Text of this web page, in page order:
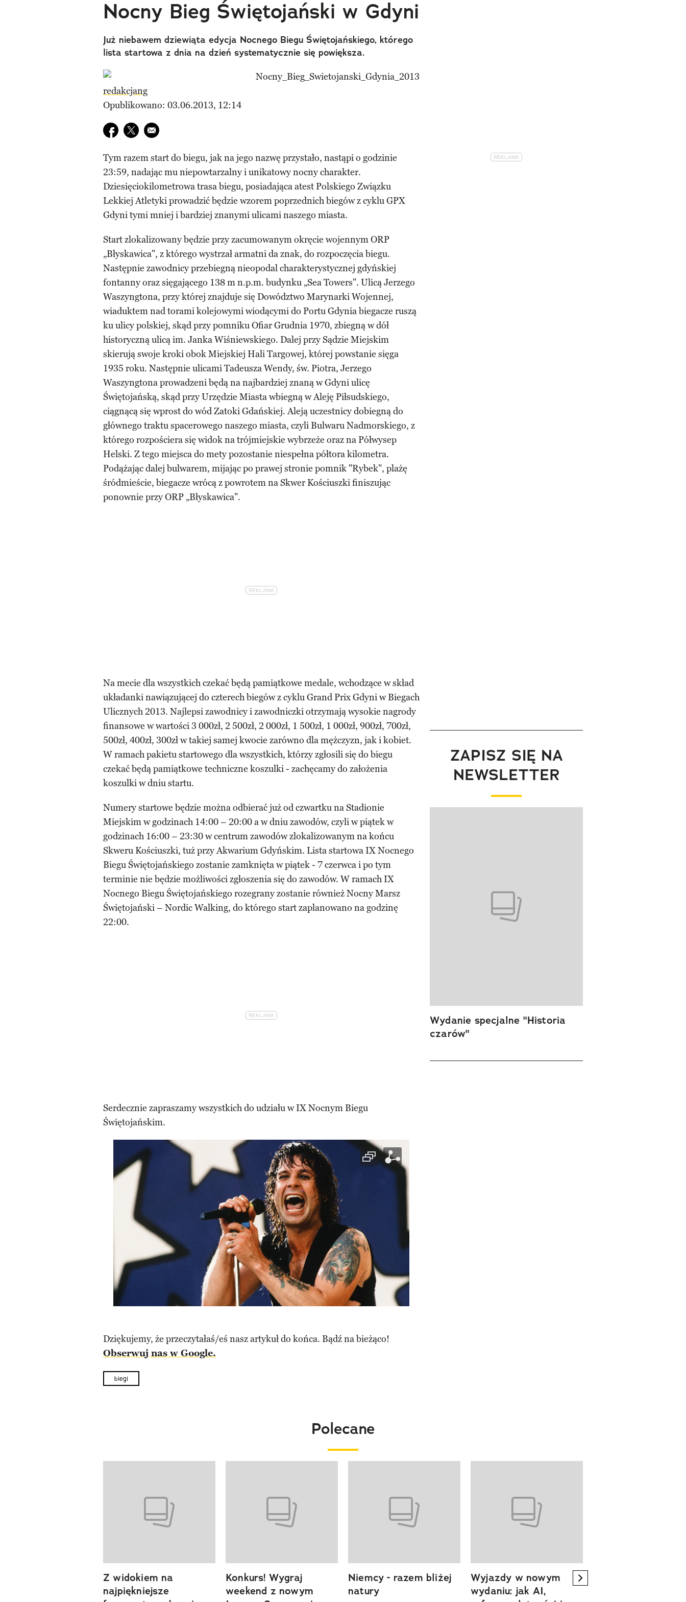
Nocny Bieg Świętojański w Gdyni
Już niebawem dziewiąta edycja Nocnego Biegu Świętojańskiego, którego
lista startowa z dnia na dzień systematycznie się powiększa.
redakcjang
Opublikowano: 03.06.2013, 12:14
Udostępnij na facebook
Udostępnij na twitter
E-mail do przyjaciela
Tym razem start do biegu, jak na jego nazwę przystało, nastąpi o godzinie
23:59, nadając mu niepowtarzalny i unikatowy nocny charakter.
Dziesięciokilometrowa trasa biegu, posiadająca atest Polskiego Związku
Lekkiej Atletyki prowadzić będzie wzorem poprzednich biegów z cyklu GPX
Gdyni tymi mniej i bardziej znanymi ulicami naszego miasta.
Start zlokalizowany będzie przy zacumowanym okręcie wojennym ORP
„Błyskawica", z którego wystrzał armatni da znak, do rozpoczęcia biegu.
Następnie zawodnicy przebiegną nieopodal charakterystycznej gdyńskiej
fontanny oraz sięgającego 138 m n.p.m. budynku „Sea Towers". Ulicą Jerzego
Waszyngtona, przy której znajduje się Dowództwo Marynarki Wojennej,
wiaduktem nad torami kolejowymi wiodącymi do Portu Gdynia biegacze ruszą
ku ulicy polskiej, skąd przy pomniku Ofiar Grudnia 1970, zbiegną w dół
historyczną ulicą im. Janka Wiśniewskiego. Dalej przy Sądzie Miejskim
skierują swoje kroki obok Miejskiej Hali Targowej, której powstanie sięga
1935 roku. Następnie ulicami Tadeusza Wendy, św. Piotra, Jerzego
Waszyngtona prowadzeni będą na najbardziej znaną w Gdyni ulicę
Świętojańską, skąd przy Urzędzie Miasta wbiegną w Aleję Piłsudskiego,
ciągnącą się wprost do wód Zatoki Gdańskiej. Aleją uczestnicy dobiegną do
głównego traktu spacerowego naszego miasta, czyli Bulwaru Nadmorskiego, z
którego rozpościera się widok na trójmiejskie wybrzeże oraz na Półwysep
Helski. Z tego miejsca do mety pozostanie niespełna półtora kilometra.
Podążając dalej bulwarem, mijając po prawej stronie pomnik "Rybek", plażę
śródmieście, biegacze wrócą z powrotem na Skwer Kościuszki finiszując
ponownie przy ORP „Błyskawica".
Na mecie dla wszystkich czekać będą pamiątkowe medale, wchodzące w skład
układanki nawiązującej do czterech biegów z cyklu Grand Prix Gdyni w Biegach
Ulicznych 2013. Najlepsi zawodnicy i zawodniczki otrzymają wysokie nagrody
finansowe w wartości 3 000zł, 2 500zł, 2 000zł, 1 500zł, 1 000zł, 900zł, 700zł,
500zł, 400zł, 300zł w takiej samej kwocie zarówno dla mężczyzn, jak i kobiet.
W ramach pakietu startowego dla wszystkich, którzy zgłosili się do biegu
czekać będą pamiątkowe techniczne koszulki - zachęcamy do założenia
koszulki w dniu startu.
Numery startowe będzie można odbierać już od czwartku na Stadionie
Miejskim w godzinach 14:00 – 20:00 a w dniu zawodów, czyli w piątek w
godzinach 16:00 – 23:30 w centrum zawodów zlokalizowanym na końcu
Skweru Kościuszki, tuż przy Akwarium Gdyńskim. Lista startowa IX Nocnego
Biegu Świętojańskiego zostanie zamknięta w piątek - 7 czerwca i po tym
terminie nie będzie możliwości zgłoszenia się do zawodów. W ramach IX
Nocnego Biegu Świętojańskiego rozegrany zostanie również Nocny Marsz
Świętojański – Nordic Walking, do którego start zaplanowano na godzinę
22:00.
Serdecznie zapraszamy wszystkich do udziału w IX Nocnym Biegu
Świętojańskim.
Dziękujemy, że przeczytałaś/eś nasz artykuł do końca. Bądź na bieżąco!
Obserwuj nas w Google.
biegi
ZAPISZ SIĘ NA
NEWSLETTER
Wydanie specjalne "Historia
czarów"
Polecane
previous element
Z widokiem na
najpiękniejsze
Konkurs! Wygraj
weekend z nowym
Niemcy - razem bliżej
natury
Wyjazdy w nowym
wydaniu: jak AI,
next element